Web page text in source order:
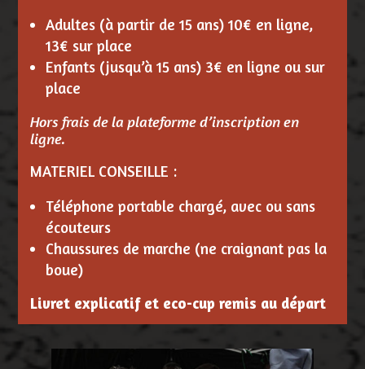
Adultes (à partir de 15 ans) 10€ en ligne,
13€ sur place
Enfants (jusqu’à 15 ans) 3€ en ligne ou sur
place
Hors frais de la plateforme d’inscription en
ligne.
MATERIEL CONSEILLE :
Téléphone portable chargé, avec ou sans
écouteurs
Chaussures de marche (ne craignant pas la
boue)
Livret explicatif et eco-cup remis au départ